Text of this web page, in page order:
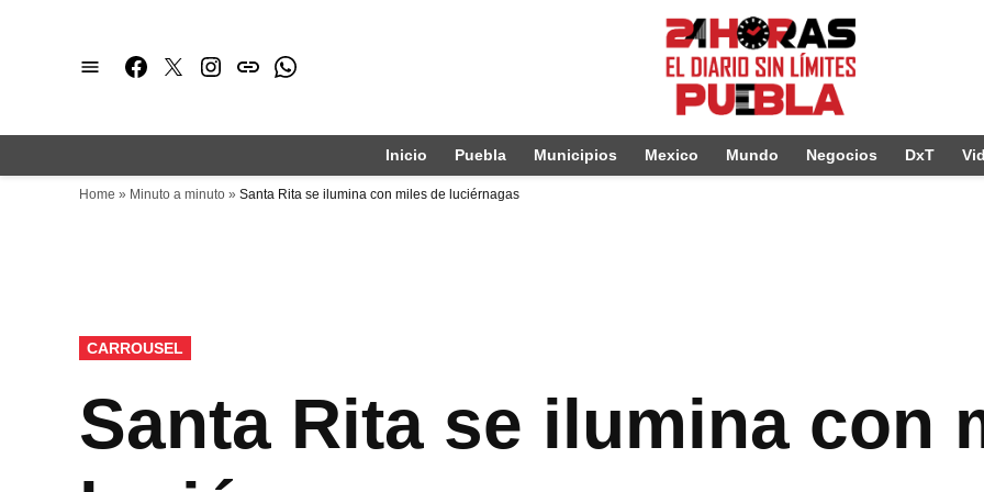
Facebook
TwitterInstagram
issuuWhatsapp
Inicio Puebla Municipios Mexico Mundo Negocios DxT
Home » Minuto a minuto » Santa Rita se ilumina con miles de luciérnagas
PUBLICADO
EN
CARROUSEL
Santa Rita se ilumina con